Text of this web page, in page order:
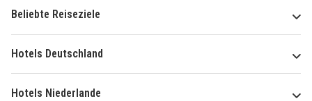
Beliebte Reiseziele
Hotels Deutschland
Hotels Niederlande